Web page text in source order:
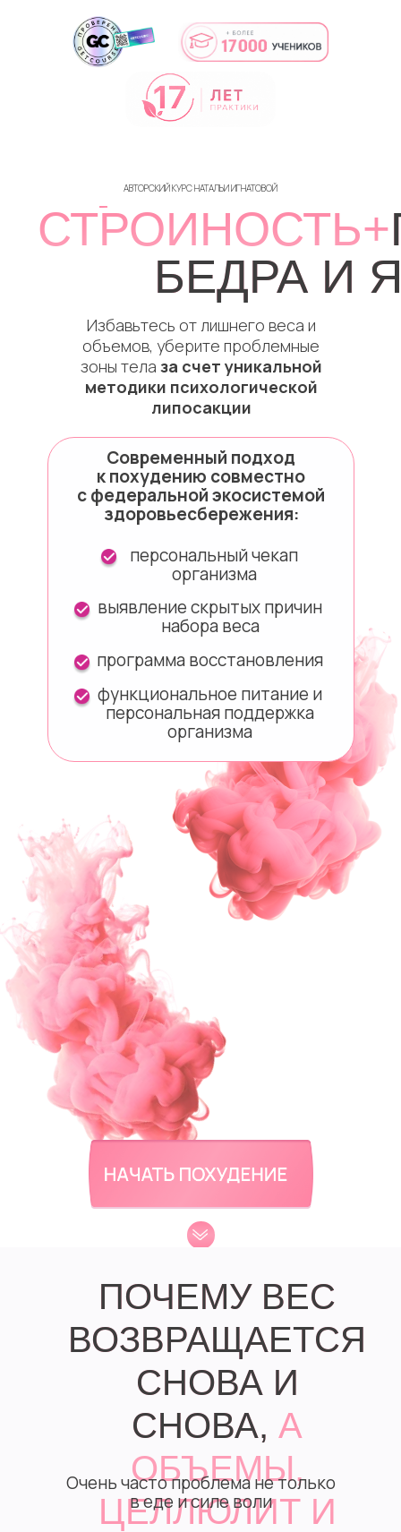
АВТОРСКИЙ КУРС НАТАЛЬИ ИГНАТОВОЙ
Избавьтесь от лишнего веса и
объемов, уберите проблемные
зоны тела за счет уникальной
методики психологической
липосакции
СТРОИНОСТЬ+
БЕДРА И
персональный чекап
организма
выявление скрытых причин
набора веса
программа восстановления
функциональное питание и
персональная поддержка
организма
Современный подход
к похудению совместно
с федеральной экосистемой
здоровьесбережения:
ПОЧЕМУ ВЕС
ВОЗВРАЩАЕТСЯ
СНОВА И
СНОВА, А
ОБЪЕМЫ,
ЦЕЛЛЮЛИТ И
Очень часто проблема не только
в еде и силе воли